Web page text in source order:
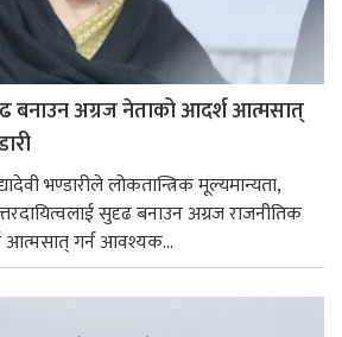
बनाउन अग्रज नेताको आदर्श आत्मसात्
भण्डारीले लोकतान्त्रिक मूल्यमान्यता,
सुदृढ बनाउन अग्रज राजनीतिक
आत्मसात् गर्न आवश्यक...